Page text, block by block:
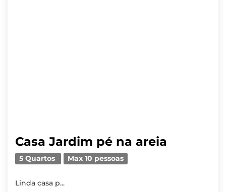
Casa Jardim pé na areia
5 Quartos Max 10 pessoas
Linda casa p...